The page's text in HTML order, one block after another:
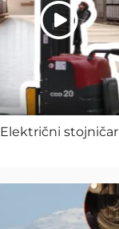
Električni stojničar